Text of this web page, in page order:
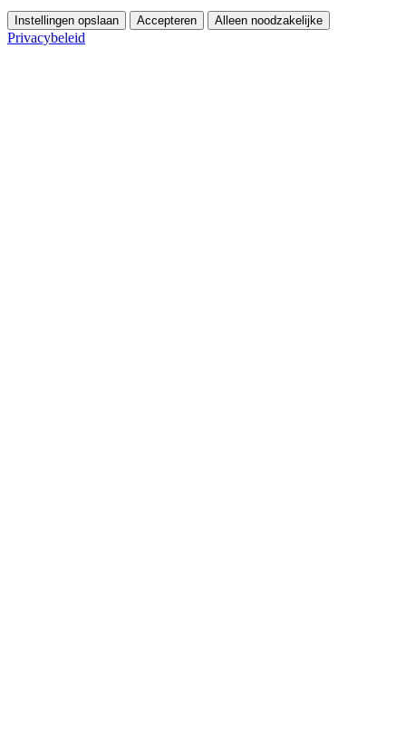
Instellingen opslaan Accepteren Alleen noodzakelijke
Privacybeleid